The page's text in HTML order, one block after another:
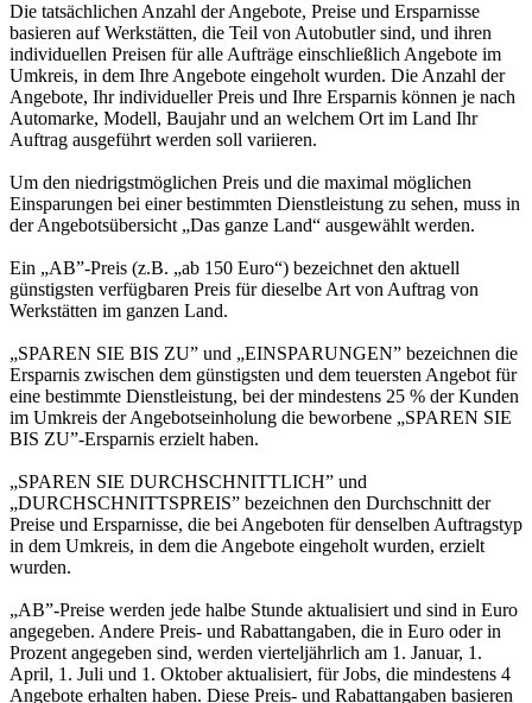
Die tatsächlichen Anzahl der Angebote, Preise und Ersparnisse
basieren auf Werkstätten, die Teil von Autobutler sind, und ihren
individuellen Preisen für alle Aufträge einschließlich Angebote im
Umkreis, in dem Ihre Angebote eingeholt wurden. Die Anzahl der
Angebote, Ihr individueller Preis und Ihre Ersparnis können je nach
Automarke, Modell, Baujahr und an welchem Ort im Land Ihr
Auftrag ausgeführt werden soll variieren.
Um den niedrigstmöglichen Preis und die maximal möglichen
Einsparungen bei einer bestimmten Dienstleistung zu sehen, muss in
der Angebotsübersicht „Das ganze Land“ ausgewählt werden.
Ein „AB”-Preis (z.B. „ab 150 Euro“) bezeichnet den aktuell
günstigsten verfügbaren Preis für dieselbe Art von Auftrag von
Werkstätten im ganzen Land.
„SPAREN SIE BIS ZU” und „EINSPARUNGEN” bezeichnen die
Ersparnis zwischen dem günstigsten und dem teuersten Angebot für
eine bestimmte Dienstleistung, bei der mindestens 25 % der Kunden
im Umkreis der Angebotseinholung die beworbene „SPAREN SIE
BIS ZU”-Ersparnis erzielt haben.
„SPAREN SIE DURCHSCHNITTLICH” und
„DURCHSCHNITTSPREIS” bezeichnen den Durchschnitt der
Preise und Ersparnisse, die bei Angeboten für denselben Auftragstyp
in dem Umkreis, in dem die Angebote eingeholt wurden, erzielt
wurden.
„AB”-Preise werden jede halbe Stunde aktualisiert und sind in Euro
angegeben. Andere Preis- und Rabattangaben, die in Euro oder in
Prozent angegeben sind, werden vierteljährlich am 1. Januar, 1.
April, 1. Juli und 1. Oktober aktualisiert, für Jobs, die mindestens 4
Angebote erhalten haben. Diese Preis- und Rabattangaben basieren